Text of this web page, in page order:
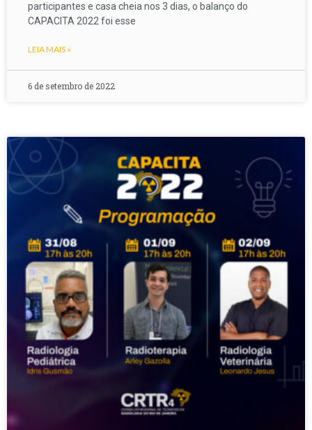
participantes e casa cheia nos 3 dias, o balanço do
CAPACITA 2022 foi esse
LEIA MAIS »
6 de setembro de 2022